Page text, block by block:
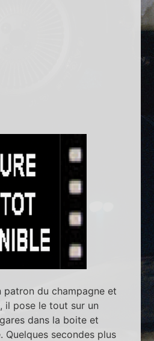
du champagne et
il pose le tout sur un
dans la boite et
Quelques secondes plus